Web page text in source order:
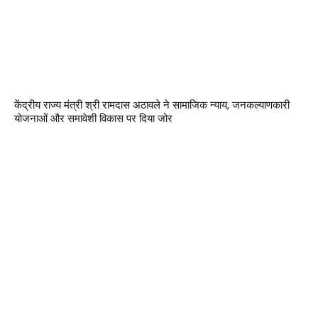
केंद्रीय राज्य मंत्री श्री रामदास अठावले ने सामाजिक न्याय, जनकल्याणकारी
योजनाओं और समावेशी विकास पर दिया जोर